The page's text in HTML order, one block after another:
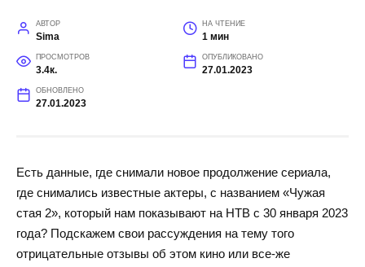
АВТОР
Sima
НА ЧТЕНИЕ
1 мин
ПРОСМОТРОВ
3.4к.
ОПУБЛИКОВАНО
27.01.2023
ОБНОВЛЕНО
27.01.2023
Есть данные, где снимали новое продолжение сериала,
где снимались известные актеры, с названием «Чужая
стая 2», который нам показывают на НТВ с 30 января 2023
года? Подскажем свои рассуждения на тему того
отрицательные отзывы об этом кино или все-же